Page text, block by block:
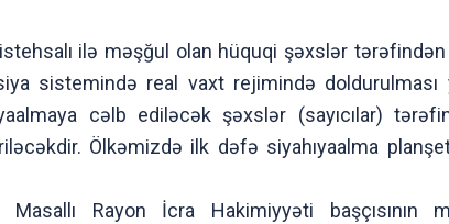
ilə məşğul olan hüquqi şəxslər
sistemində real vaxt rejimində
cəlb ediləcək şəxslər (sayıcılar)
Ölkəmizdə ilk dəfə siyahıyaalma
Masallı Rayon İcra Hakimiyyəti